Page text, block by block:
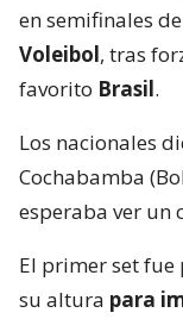
en semifinales
Voleibol, tras
favorito Brasil.
Los nacionales
Cochabamba
esperaba ver un
El primer set
su altura para